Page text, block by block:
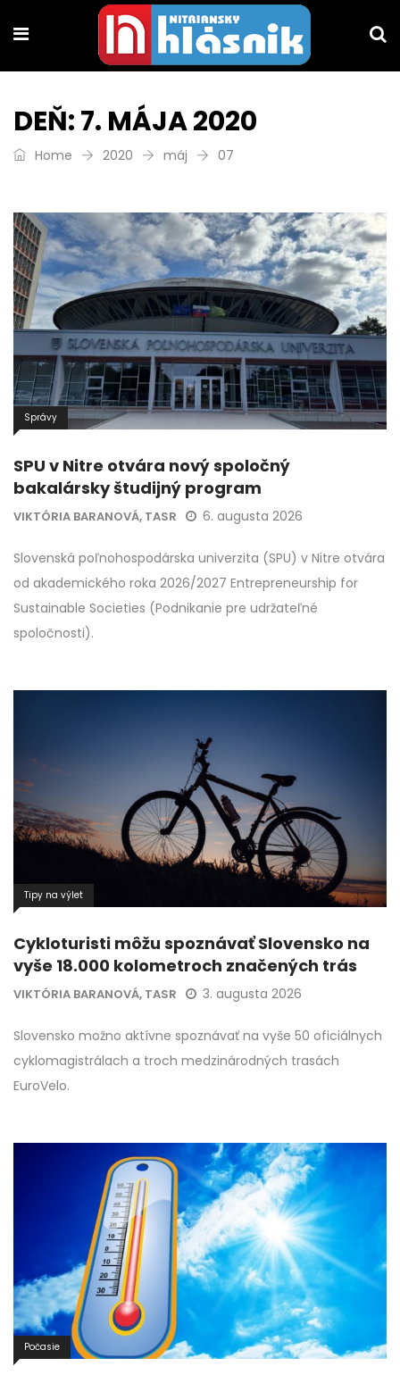
DEŇ:7. MÁJA 2020
Home 2020 máj 07
Správy
SPU v Nitre otvára nový spoločný
bakalársky študijný program
VIKTÓRIA BARANOVÁ, TASR 6. augusta 2026
Slovenská poľnohospodárska univerzita (SPU) v Nitre otvára
od akademického roka 2026/2027 Entrepreneurship for
Sustainable Societies (Podnikanie pre udržateľné
spoločnosti).
Tipy na výlet
Cykloturisti môžu spoznávať Slovensko na
vyše 18.000 kolometroch značených trás
VIKTÓRIA BARANOVÁ, TASR 3. augusta 2026
Slovensko možno aktívne spoznávať na vyše 50 oficiálnych
cyklomagistrálach a troch medzinárodných trasách
EuroVelo.
Počasie